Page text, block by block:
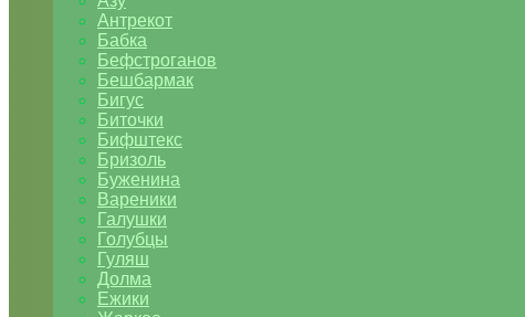
Антрекот
Бабка
Бефстроганов
Бешбармак
Бигус
Биточки
Бифштекс
Бризоль
Буженина
Вареники
Галушки
Голубцы
Гуляш
Долма
Ежики